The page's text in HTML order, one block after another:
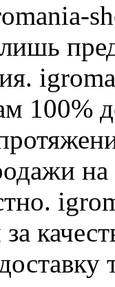
100%